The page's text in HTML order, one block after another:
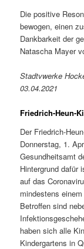
Die positive
bewogen, einen
Dankbarkeit der
Natascha Mayer
Stadtvwerke
03.04.2021
Friedrich-Heun-
Der Friedrich-
Donnerstag, 1.
Gesundheitsamt
Hintergrund dafür
auf das
mindestens
Betroffen sind
haben sich alle
Kindergartens in